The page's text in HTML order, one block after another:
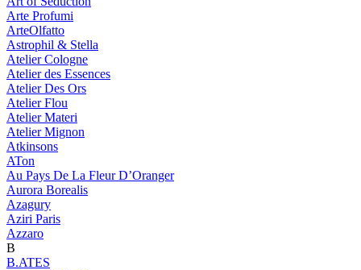
Arte Profumi
ArteOlfatto
Astrophil & Stella
Atelier Cologne
Atelier des Essences
Atelier Des Ors
Atelier Flou
Atelier Materi
Atelier Mignon
Atkinsons
ATon
Au Pays De La Fleur D’Oranger
Aurora Borealis
Azagury
Aziri Paris
Azzaro
B
B.ATES